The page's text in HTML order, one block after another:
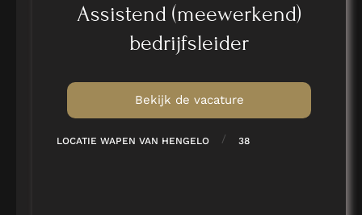
Assistend (meewerkend)
bedrijfsleider
Bekijk de vacature
LOCATIE WAPEN VAN HENGELO / 38